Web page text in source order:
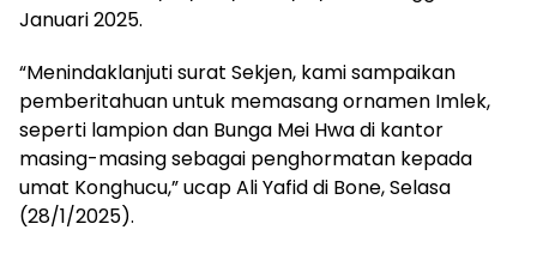
Januari 2025.
“Menindaklanjuti surat Sekjen, kami sampaikan
pemberitahuan untuk memasang ornamen Imlek,
seperti lampion dan Bunga Mei Hwa di kantor
masing-masing sebagai penghormatan kepada
umat Konghucu,” ucap Ali Yafid di Bone, Selasa
(28/1/2025).